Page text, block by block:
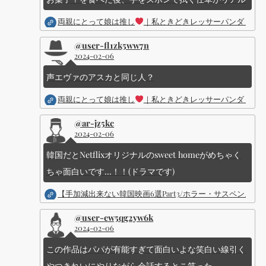
両親にとって娘は推し ｜私ときどきレッサーパンダ ｜
@user-fl1zk5ww7n
2024-02-06
声エヴァのアスカと同じ人？
両親にとって娘は推し ｜私ときどきレッサーパンダ ｜
@ar-jz5kc
2024-02-06
韓国だとNetflixオリジナルのsweet homeがめちゃく
ちゃ面白いです...！！(ドラマです)
【手加減出来ない韓国映画6選Part3/ホラー・サスペンス
@user-ew5qg2yw6k
2024-02-06
この作品はパパが有能すぎて面白いよな笑白い線引く